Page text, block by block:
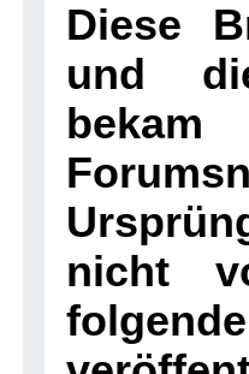
Diese
und
nicht